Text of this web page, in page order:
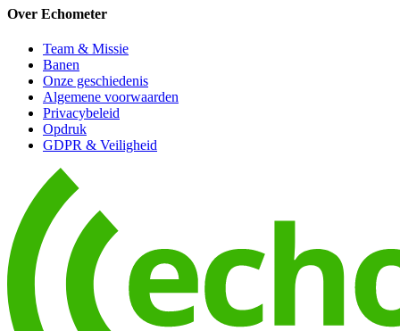
Over Echometer
Team & Missie
Banen
Onze geschiedenis
Algemene voorwaarden
Privacybeleid
Opdruk
GDPR & Veiligheid